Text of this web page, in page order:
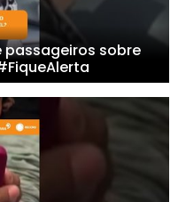
sobre